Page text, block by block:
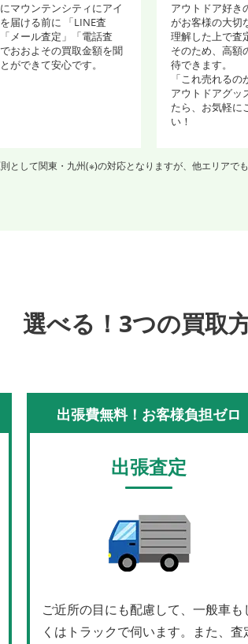
マウンテンシティにアイ
届ける前に 「LINE査
メール査定」「電話査
おおよその買取金額を聞
ができて安心です。
アウトドア好き
がお客様の大切
理解した上で査
そのため、高額
待できます。
「これ売れるの
アウトドアグッ
たら、お気軽に
い！
として関東・九州(※)の対応となりますが、他エリア
選べる！3つの買取
出張費無料！お客様負担ゼロ
出張査定
ご近所の目にも配慮して、一般車も
くはトラックで伺います。また、査